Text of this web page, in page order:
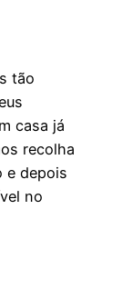
tão
casa já
recolha
e depois
no